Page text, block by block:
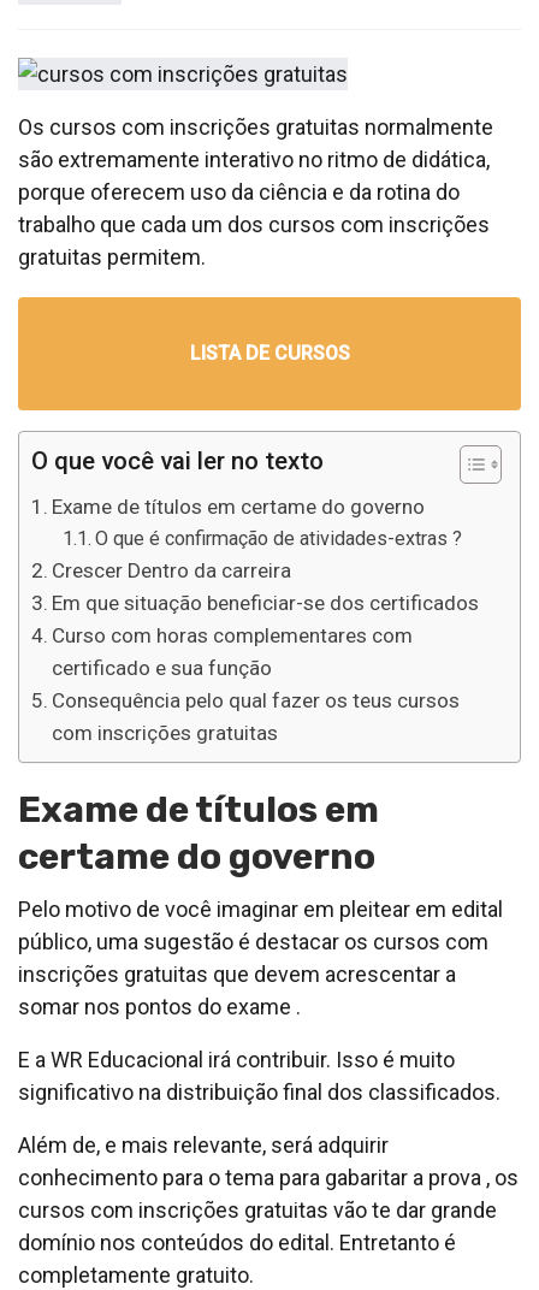
Os cursos com inscrições gratuitas normalmente
são extremamente interativo no ritmo de didática,
porque oferecem uso da ciência e da rotina do
trabalho que cada um dos cursos com inscrições
gratuitas permitem.
LISTA DE CURSOS
O que você vai ler no texto
Exame de títulos em certame do governo
O que é confirmação de atividades-extras ?
Crescer Dentro da carreira
Em que situação beneficiar-se dos certificados
Curso com horas complementares com
certificado e sua função
Consequência pelo qual fazer os teus cursos
com inscrições gratuitas
Exame de títulos em
certame do governo
Pelo motivo de você imaginar em pleitear em edital
público, uma sugestão é destacar os cursos com
inscrições gratuitas que devem acrescentar a
somar nos pontos do exame .
E a WR Educacional irá contribuir. Isso é muito
significativo na distribuição final dos classificados.
Além de, e mais relevante, será adquirir
conhecimento para o tema para gabaritar a prova , os
cursos com inscrições gratuitas vão te dar grande
domínio nos conteúdos do edital. Entretanto é
completamente gratuito.